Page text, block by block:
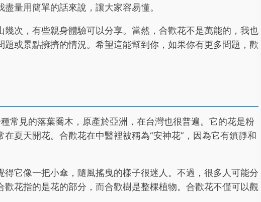
量用簡單的話來說，讓大家容易懂。
次，有些親身體驗可以分享。當然，合歡花不是萬能的，我也
或景點擁擠的情況。希望這能幫到你，如果你有更多問題，歡
常見的落葉喬木，原產於亞洲，在台灣也很普遍。它的花是粉
夏天開花。合歡花在中醫裡被稱為“安神花”，因為它有鎮靜和
它像一把小傘，隨風搖曳的樣子很迷人。不過，很多人可能分
花指的是花的部分，而合歡樹是整棵植物。合歡花不僅可以觀